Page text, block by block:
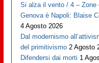
Si alza il vento / 4 – Zone
Genova è Napoli: Blaise
4 Agosto 2026
Dal modernismo
del primitivismo 2 Agosto
Difendersi dai morti 1